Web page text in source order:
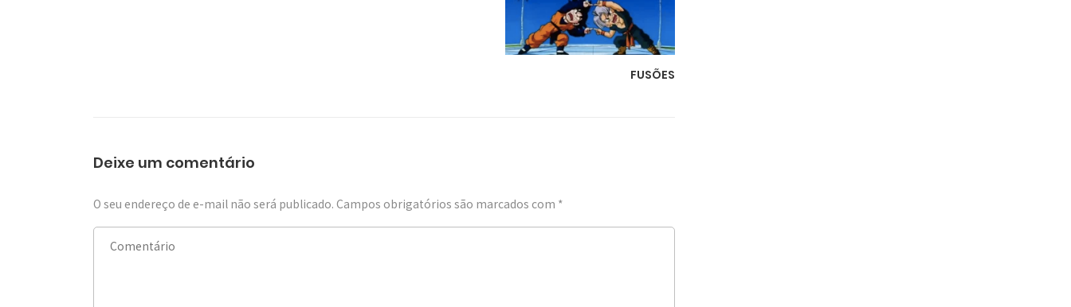
FUSÕES
Deixe um comentário
O seu endereço de e-mail não será publicado. Campos obrigatórios são marcados com *